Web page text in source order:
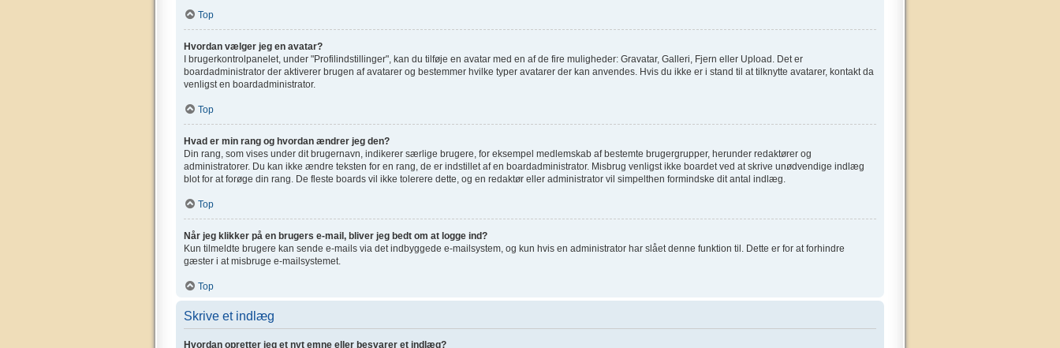
Top
Hvordan vælger jeg en avatar?
I brugerkontrolpanelet, under "Profilindstillinger", kan du tilføje en avatar med en af de fire muligheder: Gravatar, Galleri, Fjern eller Upload. Det er
boardadministrator der aktiverer brugen af avatarer og bestemmer hvilke typer avatarer der kan anvendes. Hvis du ikke er i stand til at tilknytte avatarer, kontakt da
venligst en boardadministrator.
Top
Hvad er min rang og hvordan ændrer jeg den?
Din rang, som vises under dit brugernavn, indikerer særlige brugere, for eksempel medlemskab af bestemte brugergrupper, herunder redaktører og
administratorer. Du kan ikke ændre teksten for en rang, de er indstillet af en boardadministrator. Misbrug venligst ikke boardet ved at skrive unødvendige indlæg
blot for at forøge din rang. De fleste boards vil ikke tolerere dette, og en redaktør eller administrator vil simpelthen formindske dit antal indlæg.
Top
Når jeg klikker på en brugers e-mail, bliver jeg bedt om at logge ind?
Kun tilmeldte brugere kan sende e-mails via det indbyggede e-mailsystem, og kun hvis en administrator har slået denne funktion til. Dette er for at forhindre
gæster i at misbruge e-mailsystemet.
Top
Skrive et indlæg
Hvordan opretter jeg et nyt emne eller besvarer et indlæg?